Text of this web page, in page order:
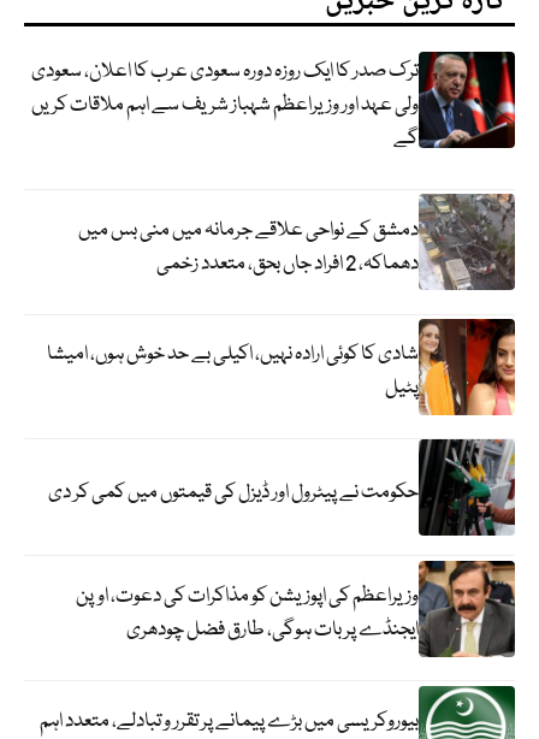
ترک صدر کا ایک روزہ دورہ سعودی عرب کا اعلان، سعودی
ولی عہد اور وزیراعظم شہباز شریف سے اہم ملاقات کریں
گے
دمشق کے نواحی علاقے جرمانہ میں منی بس میں
دھماکہ، 2 افراد جاں بحق، متعدد زخمی
شادی کا کوئی ارادہ نہیں، اکیلی بے حد خوش ہوں، امیشا
پٹیل
حکومت نے پیٹرول اور ڈیزل کی قیمتوں میں کمی کر دی
وزیراعظم کی اپوزیشن کو مذاکرات کی دعوت، اوپن
ایجنڈے پر بات ہوگی، طارق فضل چودھری
بیوروکریسی میں بڑے پیمانے پر تقرر و تبادلے، متعدد اہم